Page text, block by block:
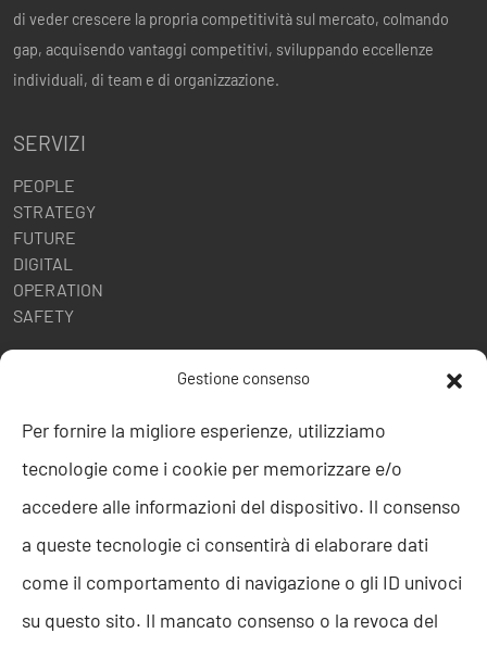
Gestione consenso
Per fornire la migliore esperienze, utilizziamo
tecnologie come i cookie per memorizzare e/o
accedere alle informazioni del dispositivo. Il consenso
a queste tecnologie ci consentirà di elaborare dati
come il comportamento di navigazione o gli ID univoci
su questo sito. Il mancato consenso o la revoca del
di veder crescere la propria competitività sul mercato, colmando
gap, acquisendo vantaggi competitivi, sviluppando eccellenze
individuali, di team e di organizzazione.
SERVIZI
PEOPLE
STRATEGY
FUTURE
DIGITAL
OPERATION
SAFETY
POLITICHE AZIENDALI
ISO 9001
ISO 27001
Codice etico
Segnalazione Whistleblowing
Politica per la Parità di Genere
Politica per la sicurezza delle informazioni